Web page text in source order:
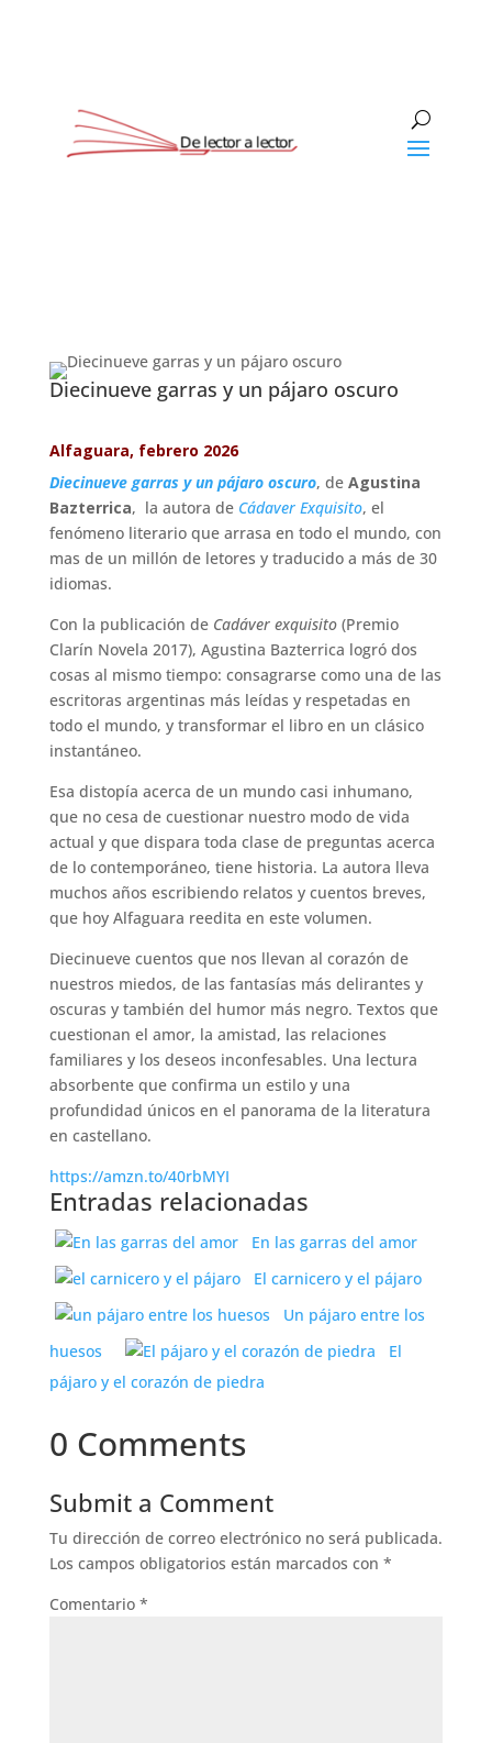
Diecinueve garras y un pájaro oscuro
Alfaguara, febrero 2026
Diecinueve garras y un pájaro oscuro, de Agustina
Bazterrica, la autora de Cádaver Exquisito, el
fenómeno literario que arrasa en todo el mundo, con
mas de un millón de letores y traducido a más de 30
idiomas.
Con la publicación de Cadáver exquisito(Premio
Clarín Novela 2017), Agustina Bazterrica logró dos
cosas al mismo tiempo: consagrarse como una de las
escritoras argentinas más leídas y respetadas en
todo el mundo, y transformar el libro en un clásico
instantáneo.
Esa distopía acerca de un mundo casi inhumano,
que no cesa de cuestionar nuestro modo de vida
actual y que dispara toda clase de preguntas acerca
de lo contemporáneo, tiene historia. La autora lleva
muchos años escribiendo relatos y cuentos breves,
que hoy Alfaguara reedita en este volumen.
Diecinueve cuentos que nos llevan al corazón de
nuestros miedos, de las fantasías más delirantes y
oscuras y también del humor más negro. Textos que
cuestionan el amor, la amistad, las relaciones
familiares y los deseos inconfesables. Una lectura
absorbente que confirma un estilo y una
profundidad únicos en el panorama de la literatura
en castellano.
https://amzn.to/40rbMYI
Entradas relacionadas
En las garras del amor
El carnicero y el pájaro
Un pájaro entre los
huesos
El
pájaro y el corazón de piedra
0 Comments
Submit a Comment
Tu dirección de correo electrónico no será publicada.
Los campos obligatorios están marcados con *
Comentario *